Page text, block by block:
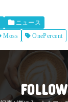
ニュース
Moss OnePercent
FOLLOW